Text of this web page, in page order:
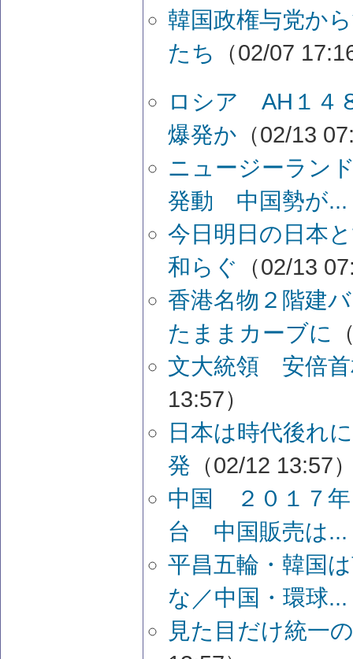
韓国政権与党か
たち
（02/07
ロシア AH１４
爆発か （02/13
ニュージーラン
発動 中国勢が...
今日明日の日本
和らぐ
（02/13
香港名物２階建
たままカーブに
文大統領 安倍首
13:57）
日本は時代後れ
発 （02/12 13:57
中国 ２０１７
台 中国販売は...
平昌五輪・韓国
な／中国・環球...
見た目だけ統一